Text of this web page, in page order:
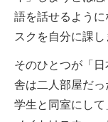
語を話せるよう
スクを自分に課し
そのひとつが「
舎は二人部屋だ
学生と同室にし